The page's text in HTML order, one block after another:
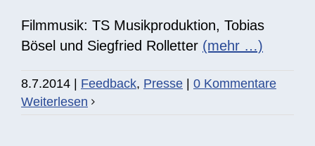
Filmmusik: TS Musikproduktion, Tobias
Bösel und Siegfried Rolletter (mehr …)
8.7.2014 Feedback, Presse
0 Kommentare
Weiterlesen